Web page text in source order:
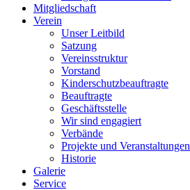
Mitgliedschaft
Verein
Unser Leitbild
Satzung
Vereinsstruktur
Vorstand
Kinderschutzbeauftragte
Beauftragte
Geschäftsstelle
Wir sind engagiert
Verbände
Projekte und Veranstaltungen
Historie
Galerie
Service